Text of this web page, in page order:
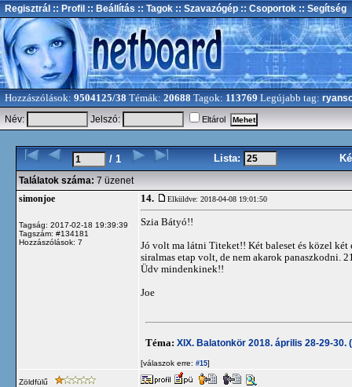
Regisztrál :: Profil :: Beállítás :: Tagok :: Szavazógép :: Csoportok :: Segítség
Hozzászólások: 9504125/38 Témák: 20688 Tagok: 113769 Legújabb tag:
Név:
Jelszó: Eltárol
/ 1 Lista:
Találatok száma: 7 üzenet
simonjoe
Tagság: 2017-02-18 19:39:39
Tagszám: #134181
Hozzászólások: 7
14. Elküldve: 2018-04-08 19:01:50
Szia Bátyó!!
Jó volt ma látni Titeket!! Két baleset és közel
siralmas etap volt, de nem akarok panaszkodni.
Üdv mindenkinek!!
Joe
Téma: XIX. Balatonkör 2018. április 28-29-30.
[válaszok erre: #15]
Zöldfülű